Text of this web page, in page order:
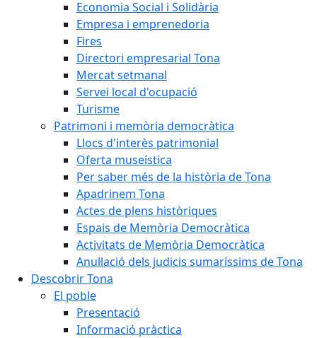
Economia Social i Solidària
Empresa i emprenedoria
Fires
Directori empresarial Tona
Mercat setmanal
Servei local d'ocupació
Turisme
Patrimoni i memòria democràtica
Llocs d'interès patrimonial
Oferta museística
Per saber més de la història de Tona
Apadrinem Tona
Actes de plens històriques
Espais de Memòria Democràtica
Activitats de Memòria Democràtica
Anul·lació dels judicis sumaríssims de Tona
Descobrir Tona
El poble
Presentació
Informació pràctica